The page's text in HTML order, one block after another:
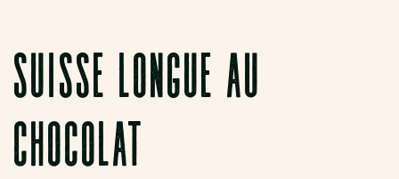
D'ARIANE
SUISSE LONGUE AU
CHOCOLAT